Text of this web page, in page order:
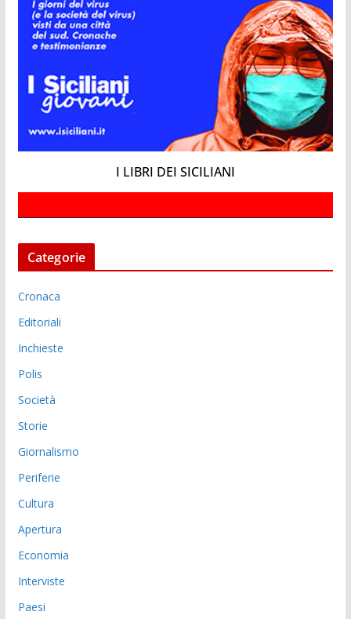
I LIBRI DEI SICILIANI
Categorie
Cronaca
Editoriali
Inchieste
Polis
Società
Storie
Giornalismo
Periferie
Cultura
Apertura
Economia
Interviste
Paesi